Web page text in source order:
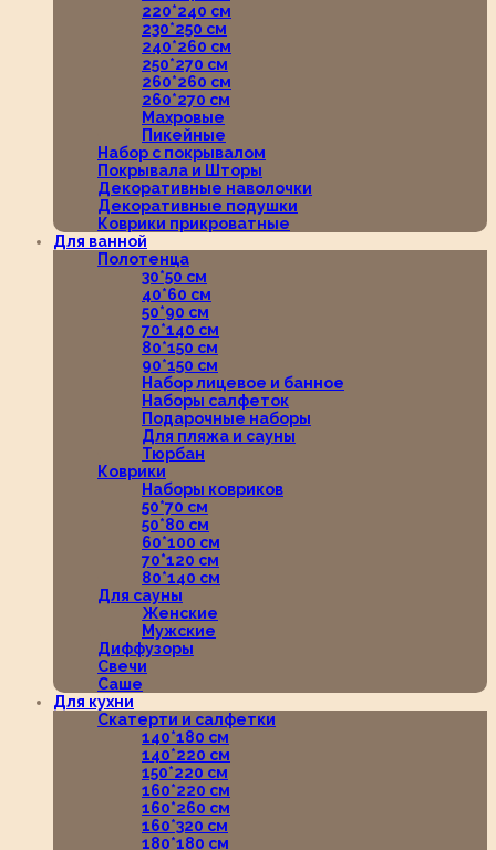
220*240 см
230*250 см
240*260 см
250*270 см
260*260 см
260*270 см
Махровые
Пикейные
Набор с покрывалом
Покрывала и Шторы
Декоративные наволочки
Декоративные подушки
Коврики прикроватные
Для ванной
Полотенца
30*50 см
40*60 см
50*90 см
70*140 см
80*150 см
90*150 см
Набор лицевое и банное
Наборы салфеток
Подарочные наборы
Для пляжа и сауны
Тюрбан
Коврики
Наборы ковриков
50*70 см
50*80 см
60*100 см
70*120 см
80*140 см
Для сауны
Женские
Мужские
Диффузоры
Свечи
Саше
Для кухни
Скатерти и салфетки
140*180 см
140*220 см
150*220 см
160*220 см
160*260 см
160*320 см
180*180 см